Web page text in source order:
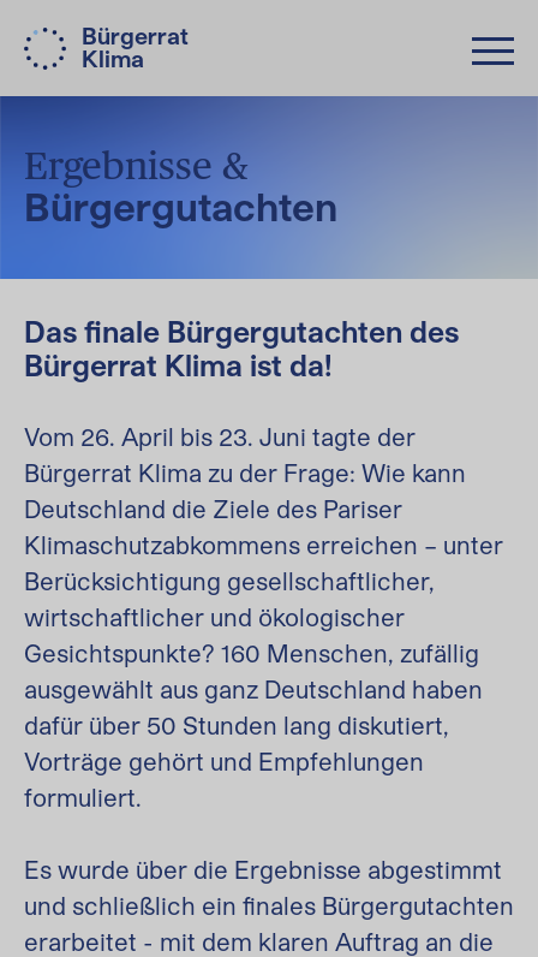
Ergebnisse &
Bürgergutachten
Das finale Bürgergutachten des
Bürgerrat Klima ist da!
Vom 26. April bis 23. Juni tagte der
Bürgerrat Klima zu der Frage: Wie kann
Deutschland die Ziele des Pariser
Klimaschutzabkommens erreichen – unter
Berücksichtigung gesellschaftlicher,
wirtschaftlicher und ökologischer
Gesichtspunkte? 160 Menschen, zufällig
ausgewählt aus ganz Deutschland haben
dafür über 50 Stunden lang diskutiert,
Vorträge gehört und Empfehlungen
formuliert.
Es wurde über die Ergebnisse abgestimmt
und schließlich ein finales Bürgergutachten
erarbeitet - mit dem klaren Auftrag an die
Bürgerrat
Klima